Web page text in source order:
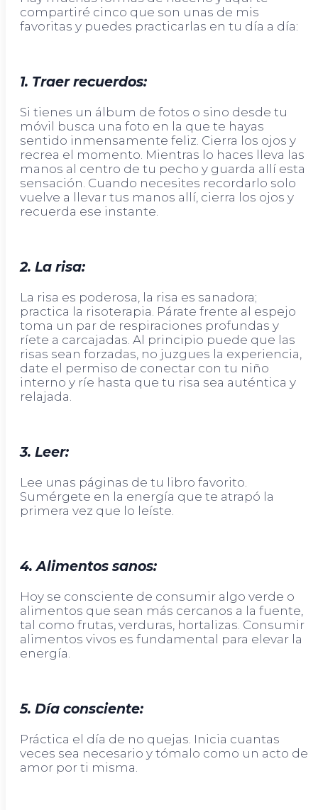
compartiré cinco que son unas de mis
favoritas y puedes practicarlas en tu día a día:
1. Traer recuerdos:
Si tienes un álbum de fotos o sino desde tu
móvil busca una foto en la que te hayas
sentido inmensamente feliz. Cierra los ojos y
recrea el momento. Mientras lo haces lleva las
manos al centro de tu pecho y guarda allí esta
sensación. Cuando necesites recordarlo solo
vuelve a llevar tus manos allí, cierra los ojos y
recuerda ese instante.
2. La risa:
La risa es poderosa, la risa es sanadora;
practica la risoterapia. Párate frente al espejo
toma un par de respiraciones profundas y
ríete a carcajadas. Al principio puede que las
risas sean forzadas, no juzgues la experiencia,
date el permiso de conectar con tu niño
interno y ríe hasta que tu risa sea auténtica y
relajada.
3. Leer:
Lee unas páginas de tu libro favorito.
Sumérgete en la energía que te atrapó la
primera vez que lo leíste.
4. Alimentos sanos:
Hoy se consciente de consumir algo verde o
alimentos que sean más cercanos a la fuente,
tal como frutas, verduras, hortalizas. Consumir
alimentos vivos es fundamental para elevar la
energía.
5. Día consciente:
Práctica el día de no quejas. Inicia cuantas
veces sea necesario y tómalo como un acto de
amor por ti misma.